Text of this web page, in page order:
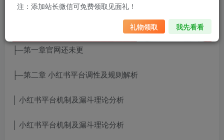
├─第一章官网还未更
├─第二章 小红书平台调性及规则解析
│ 小红书平台机制及漏斗理论分析
│ 小红书平台机制及漏斗理论分析
注：添加站长微信可免费领取见面礼！
礼物领取 我先看看